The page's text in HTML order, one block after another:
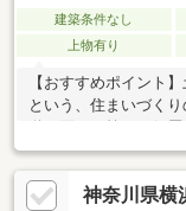
建築条件なし
上物有り
【おすすめポイント
という、住まいづく
で、お好みのプラン
どころ】・建築条件
北西・北東向きの角
神奈川県横